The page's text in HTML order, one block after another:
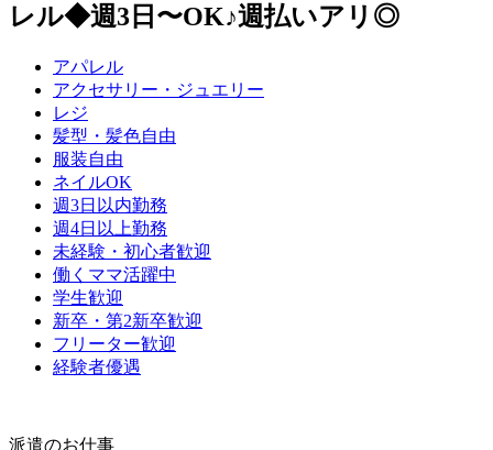
レル◆週3日〜OK♪週払いアリ◎
アパレル
アクセサリー・ジュエリー
レジ
髪型・髪色自由
服装自由
ネイルOK
週3日以内勤務
週4日以上勤務
未経験・初心者歓迎
働くママ活躍中
学生歓迎
新卒・第2新卒歓迎
フリーター歓迎
経験者優遇
派遣のお仕事